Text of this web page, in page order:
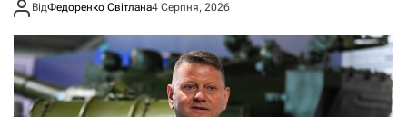
ВідФедоренко Світлана4 Серпня, 2026